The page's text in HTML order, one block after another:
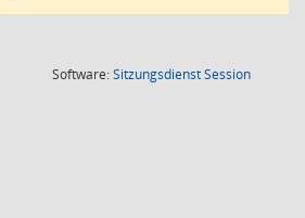
Software:SitzungsdienstSession(Wird in